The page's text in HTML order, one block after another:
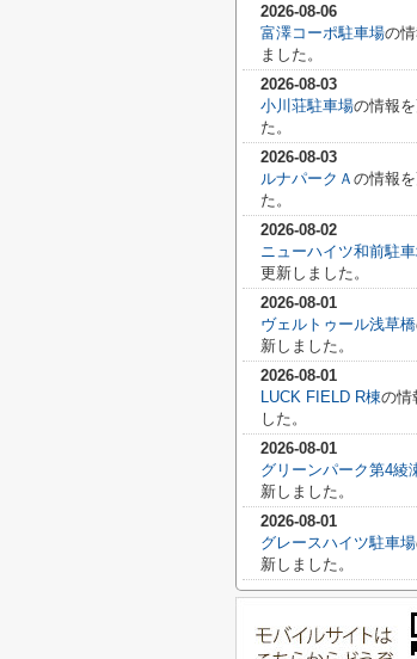
2026-08-06
富澤コーポ駐車場の
ました。
2026-08-03
小川荘駐車場の情報
た。
2026-08-03
ルナパークＡ の情報
た。
2026-08-02
ニューハイツ和前駐
更新しました。
2026-08-01
ヴェルトゥール浅草橋
新しました。
2026-08-01
LUCK FIELD R棟の情
した。
2026-08-01
グリーンパーク第4綾
新しました。
2026-08-01
グレースハイツ駐車場
新しました。